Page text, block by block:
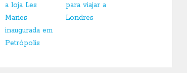
a loja Les
Maries
inaugurada em
Petrópolis
para viajar a
Londres